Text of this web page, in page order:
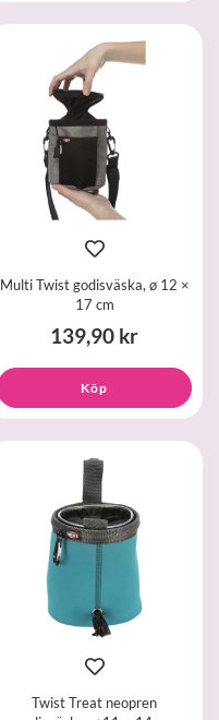
Multi Twist godisväska, ø 12 ×
17 cm
139,90 kr
Köp
Twist Treat neopren